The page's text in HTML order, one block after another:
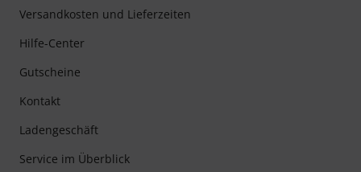
Versandkosten und Lieferzeiten
Hilfe-Center
Gutscheine
Kontakt
Ladengeschäft
Service im Überblick